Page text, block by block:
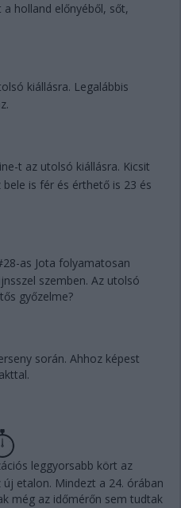
holland előnyéből, sőt,
kiállásra. Legalábbis
t az utolsó kiállásra. Kicsit
is fér és érthető is 23 és
as Jota folyamatosan
szemben. Az utolsó
győzelme?
során. Ahhoz képest
leggyorsabb kört az
etalon. Mindezt a 24. órában
még az időmérőn sem tudtak